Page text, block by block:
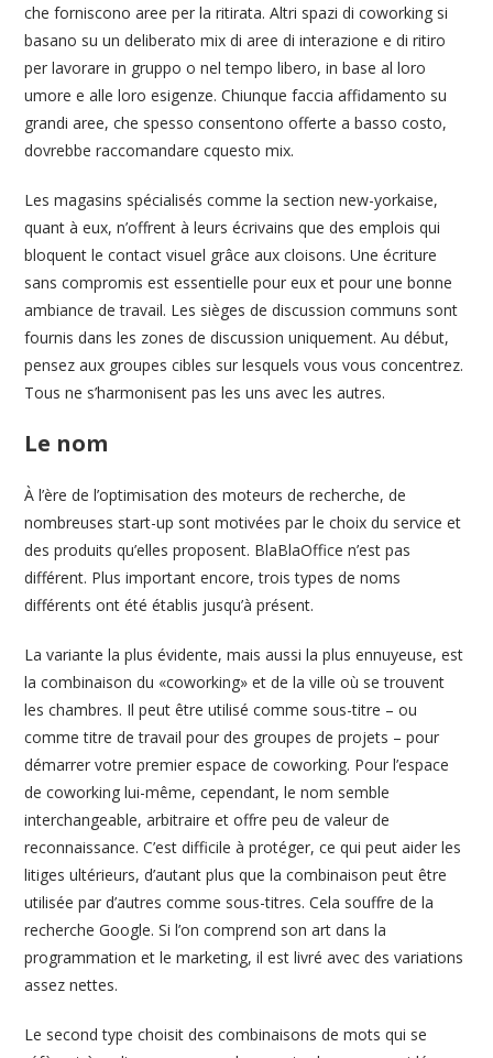
che forniscono aree per la ritirata. Altri spazi di coworking si
basano su un deliberato mix di aree di interazione e di ritiro
per lavorare in gruppo o nel tempo libero, in base al loro
umore e alle loro esigenze. Chiunque faccia affidamento su
grandi aree, che spesso consentono offerte a basso costo,
dovrebbe raccomandare cquesto mix.
Les magasins spécialisés comme la section new-yorkaise,
quant à eux, n’offrent à leurs écrivains que des emplois qui
bloquent le contact visuel grâce aux cloisons. Une écriture
sans compromis est essentielle pour eux et pour une bonne
ambiance de travail. Les sièges de discussion communs sont
fournis dans les zones de discussion uniquement. Au début,
pensez aux groupes cibles sur lesquels vous vous concentrez.
Tous ne s’harmonisent pas les uns avec les autres.
Le nom
À l’ère de l’optimisation des moteurs de recherche, de
nombreuses start-up sont motivées par le choix du service et
des produits qu’elles proposent. BlaBlaOffice n’est pas
différent. Plus important encore, trois types de noms
différents ont été établis jusqu’à présent.
La variante la plus évidente, mais aussi la plus ennuyeuse, est
la combinaison du «coworking» et de la ville où se trouvent
les chambres. Il peut être utilisé comme sous-titre – ou
comme titre de travail pour des groupes de projets – pour
démarrer votre premier espace de coworking. Pour l’espace
de coworking lui-même, cependant, le nom semble
interchangeable, arbitraire et offre peu de valeur de
reconnaissance. C’est difficile à protéger, ce qui peut aider les
litiges ultérieurs, d’autant plus que la combinaison peut être
utilisée par d’autres comme sous-titres. Cela souffre de la
recherche Google. Si l’on comprend son art dans la
programmation et le marketing, il est livré avec des variations
assez nettes.
Le second type choisit des combinaisons de mots qui se